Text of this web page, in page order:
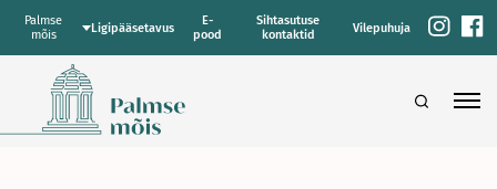
Palmse
mõis
Ligipääsetavus
E-
pood
Sihtasutuse
kontaktid
Vilepuhuja